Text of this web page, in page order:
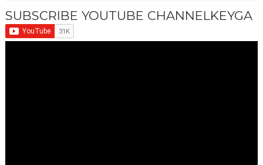
SUBSCRIBE YOUTUBE CHANNELKEYGA